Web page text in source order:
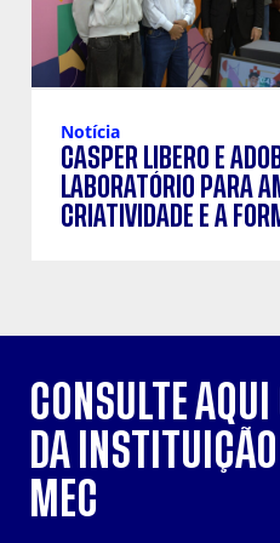
Notícia
CÁSPER LÍBERO E
LABORATÓRIO PARA
CRIATIVIDADE E A
CONSULTE
DA
MEC